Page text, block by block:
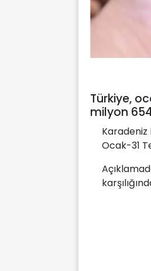
Türkiye,
milyon
Karadeniz
Ocak-31